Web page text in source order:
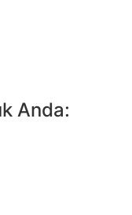
Anda: